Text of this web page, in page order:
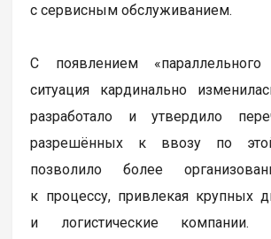
с сервисным обслуживанием.
С появлением
ситуация кардинально
разработало и утвердило
разрешённых к ввозу по
позволило более
к процессу, привлекая крупных
и логистические компании.